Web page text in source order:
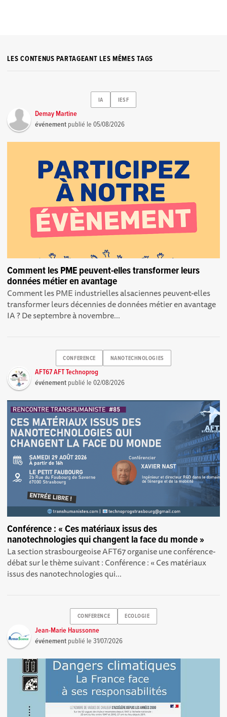
LES CONTENUS PARTAGEANT LES MÊMES TAGS
IA IESF
Demay Martine
événement publié le05/08/2026
Comment les PME peuvent-elles transformer leurs
données métier en avantage
Comment les PME industrielles alsaciennes peuvent-elles
transformer leurs décennies de données métier en avantage
IA ? De septembre à novembre...
CONFERENCE NANOTECHNOLOGIES
AFT67 AFT Technoprog
événement publié le02/08/2026
Conférence : « Ces matériaux issus des
nanotechnologies qui changent la face du monde »
La section strasbourgeoise AFT67 organise une conférence-
débat sur le thème suivant : Conférence : « Ces matériaux
issus des nanotechnologies qui...
CONFERENCE ECOLOGIE
Jean-Marie Haussonne
événement publié le31/07/2026